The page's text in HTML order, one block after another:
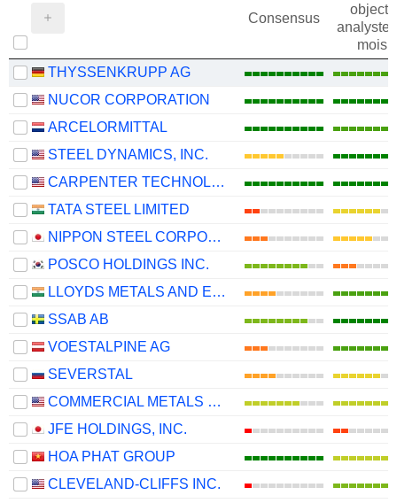
Consensus
objectif
mois
THYSSENKRUPP AG
NUCOR CORPORATION
ARCELORMITTAL
STEEL DYNAMICS, INC.
CARPENTER TECHNOLOGY CORPORATION
TATA STEEL LIMITED
NIPPON STEEL CORPORATION
POSCO HOLDINGS INC.
LLOYDS METALS AND ENERGY LIMITED
SSAB AB
VOESTALPINE AG
SEVERSTAL
COMMERCIAL METALS COMPANY
JFE HOLDINGS, INC.
HOA PHAT GROUP
CLEVELAND-CLIFFS INC.